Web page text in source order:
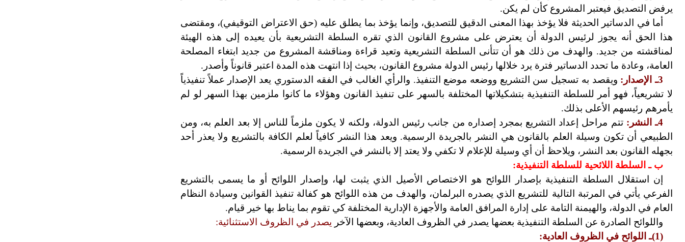
يرفض التصديق فيعتبر المشروع كأن لم يكن.
أما في الدساتير الحديثة فلا يؤخذ بهذا المعنى الدقيق للتصديق، وإنما يؤخذ بما يطلق عليه (حق الاعتراض التوقيفي)، ومقتضى
هذا الحق أنه يجوز لرئيس الدولة أن يعترض على مشروع القانون الذي تقره السلطة التشريعية بأن يعيده إلى هذه الهيئة
لمناقشته من جديد. والهدف من ذلك هو أن تتأنى السلطة التشريعية وتعيد قراءة ومناقشة المشروع من جديد ابتغاء المصلحة
العامة، وعادة ما تحدد الدساتير فترة يرد خلالها رئيس الدولة مشروع القانون، بحيث إذا انتهت هذه المدة اعتبر قانوناً وأصدر.
3ـ الإصدار:
ويقصد به تسجيل سن التشريع ووضعه موضع التنفيذ. والرأي الغالب في الفقه الدستوري يعد الإصدار عملاً تنفيذياً
لا تشريعياً، فهو أمر للسلطة التنفيذية بتشكيلاتها المختلفة بالسهر على تنفيذ القانون وهؤلاء ما كانوا ملزمين بهذا السهر لو لم
يأمرهم رئيسهم الأعلى بذلك.
4ـ النشر:
تتم مراحل إعداد التشريع بمجرد إصداره من جانب رئيس الدولة، ولكنه لا يكون ملزماً للناس إلا بعد العلم به، ومن
الطبيعي أن تكون وسيلة العلم بالقانون هي النشر بالجريدة الرسمية. ويعد هذا النشر كافياً لعلم الكافة بالتشريع ولا يعذر أحد
بجهله القانون بعد النشر، ويلاحظ أن أي وسيلة للإعلام لا تكفي ولا يعتد إلا بالنشر في الجريدة الرسمية.
ب ـ السلطة اللائحية للسلطة التنفيذية:
إن استقلال السلطة التنفيذية بإصدار اللوائح هو الاختصاص الأصيل الذي يثبت لها، وإصدار اللوائح أو ما يسمى بالتشريع
الفرعي يأتي في المرتبة التالية للتشريع الذي يصدره البرلمان، والهدف من هذه اللوائح هو كفالة تنفيذ القوانين وسيادة النظام
العام في الدولة، والهيمنة التامة على إدارة المرافق العامة والأجهزة الإدارية المختلفة كي تقوم بما يناط بها خير قيام.
واللوائح الصادرة عن السلطة التنفيذية بعضها يصدر في الظروف العادية، وبعضها الآخر يصدر في الظروف الاستثنائية:
(1)ـ اللوائح في الظروف العادية: